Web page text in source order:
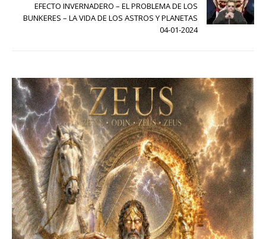
EFECTO INVERNADERO – EL PROBLEMA DE LOS
BUNKERES – LA VIDA DE LOS ASTROS Y PLANETAS
04-01-2024